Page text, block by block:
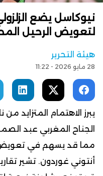
نيوكاسل يضع
لتعويض الرحيل
هيئة التحرير
28 مايو 2026 - 11:22
يبرز الاهتمام المتزايد
الجناح المغربي عبد
مما قد يسهم في تعويض
أنتوني غوردون. تشير